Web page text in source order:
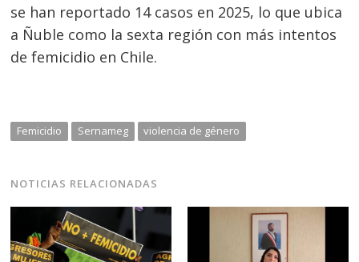
se han reportado 14 casos en 2025, lo que ubica
a Ñuble como la sexta región con más intentos
de femicidio en Chile.
Femicidio Sernameg violencia de género
NOTICIAS RELACIONADAS